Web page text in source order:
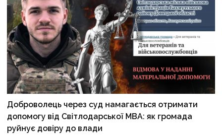
Доброволець через суд намагається отримати
допомогу від Світлодарської МВА: як громада
руйнує довіру до влади